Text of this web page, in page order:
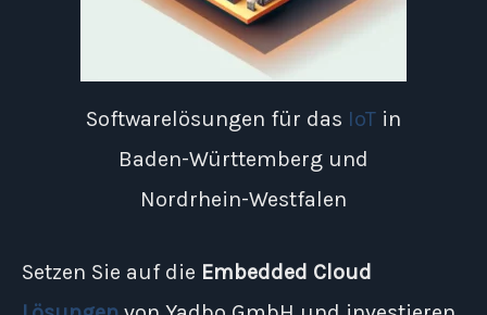
Softwarelösungen für das IoT in
Baden-Württemberg und
Nordrhein-Westfalen
Setzen Sie auf die Embedded Cloud